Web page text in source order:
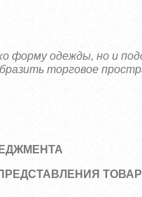
форму одежды, но и
торговое